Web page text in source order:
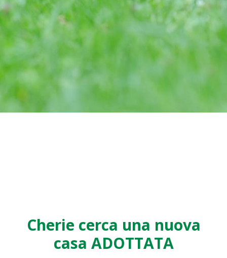
Cherie cerca una nuova
casa ADOTTATA